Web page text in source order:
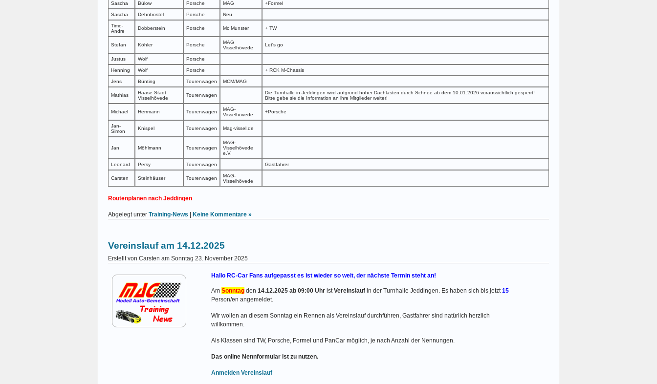
Sascha Bülow Porsche MAG +Formel
Sascha Dehnbostel Porsche Neu
Timo-
Andre
Dobberstein Porsche Mc Munster + TW
Stefan Köhler Porsche
MAG
Visselhövede
Let's go
Justus Wolf Porsche
Henning Wolf Porsche + RCK M-Chassis
Jens Bünting Tourenwagen MCM/MAG
Mathias
Haase Stadt
Visselhövede
Tourenwagen
Die Turnhalle in Jeddingen wird aufgrund hoher Dachlasten durch Schnee ab dem 10.01.2026 voraussichtlich gesperrt!
Bitte gebe sie die Information an ihre Mitglieder weiter!
Michael Herrmann Tourenwagen
MAG-
Visselhövede
+Porsche
Jan-
Simon
Knispel Tourenwagen Mag-vissel.de
Jan Möhlmann Tourenwagen
MAG-
Visselhövede
e.V.
Leonard Persy Tourenwagen Gastfahrer
Carsten Steinhäuser Tourenwagen
MAG-
Visselhövede
Routenplanen nach Jeddingen
Abgelegt unter Training-News Keine Kommentare »
Vereinslauf am 14.12.2025
Erstellt von Carsten am Sonntag 23. November 2025
Hallo RC-Car Fans aufgepasst es ist wieder so weit, der nächste Termin steht an!
Am Sonntag den 14.12.2025 ab 09:00 Uhr ist Vereinslauf in der Turnhalle Jeddingen. Es haben sich bis jetzt 15
Person/en angemeldet.
Wir wollen an diesem Sonntag ein Rennen als Vereinslauf durchführen, Gastfahrer sind natürlich herzlich
willkommen.
Als Klassen sind TW, Porsche, Formel und PanCar möglich, je nach Anzahl der Nennungen.
Das online Nennformular ist zu nutzen.
Anmelden Vereinslauf